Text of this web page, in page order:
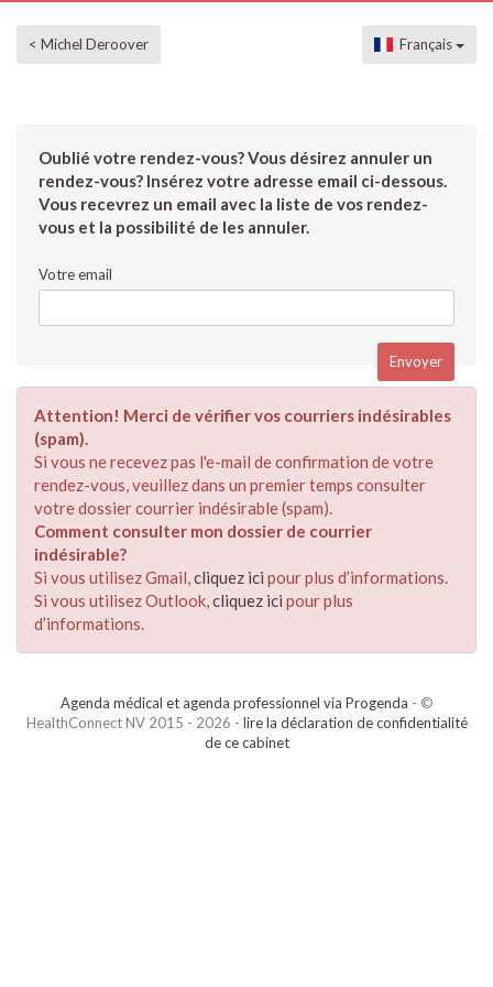
< Michel Deroover Français
Oublié votre rendez-vous? Vous désirez annuler un
rendez-vous? Insérez votre adresse email ci-dessous.
Vous recevrez un email avec la liste de vos rendez-
vous et la possibilité de les annuler.
Votre email
Attention! Merci de vérifier vos courriers indésirables
(spam).
Si vous ne recevez pas l'e-mail de confirmation de votre
rendez-vous, veuillez dans un premier temps consulter
votre dossier courrier indésirable (spam).
Comment consulter mon dossier de courrier
indésirable?
Si vous utilisez Gmail,cliquez ici pour plus d’informations.
Si vous utilisez Outlook,cliquez ici pour plus
d’informations.
Agenda médical et agenda professionnel via Progenda - ©
HealthConnect NV 2015 - 2026 - lire la déclaration de confidentialité
de ce cabinet